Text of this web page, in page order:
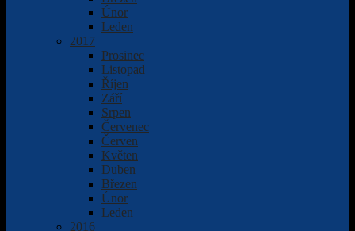
Únor
Leden
2017
Prosinec
Listopad
Říjen
Září
Srpen
Červenec
Červen
Květen
Duben
Březen
Únor
Leden
2016